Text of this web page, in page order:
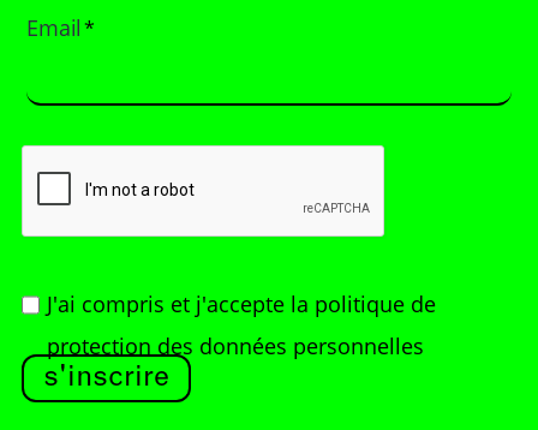
Email*
J'ai compris et j'accepte la politique de
protection des données personnelles
s'inscrire